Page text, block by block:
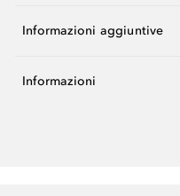
Informazioni aggiuntive
Informazioni